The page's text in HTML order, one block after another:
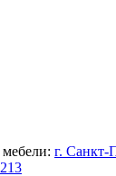
г. Санкт-